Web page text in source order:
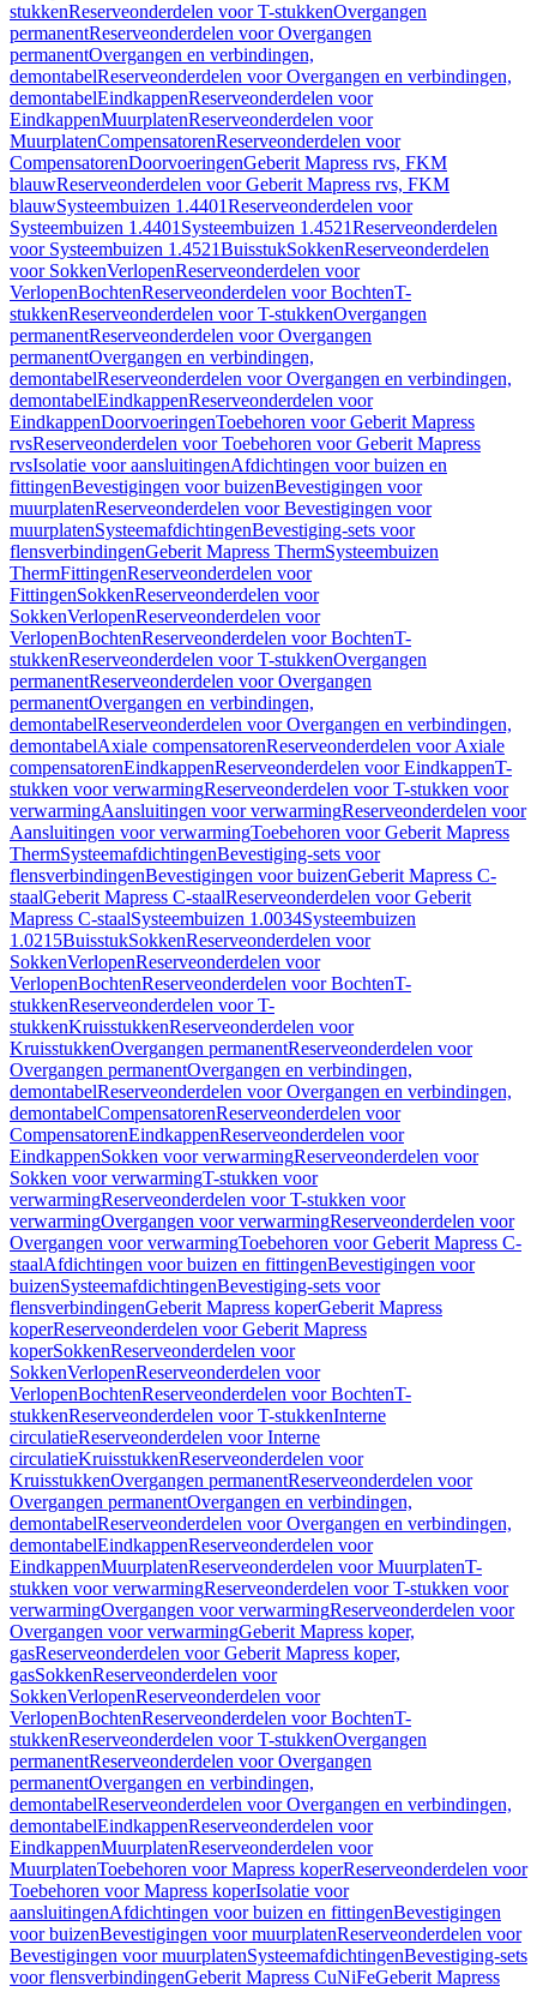
stukkenReserveonderdelen voor T-stukkenOvergangen
permanentReserveonderdelen voor Overgangen
permanentOvergangen en verbindingen,
demontabelReserveonderdelen voor Overgangen en verbindingen,
demontabelEindkappenReserveonderdelen voor
EindkappenMuurplatenReserveonderdelen voor
MuurplatenCompensatorenReserveonderdelen voor
CompensatorenDoorvoeringenGeberit Mapress rvs, FKM
blauwReserveonderdelen voor Geberit Mapress rvs, FKM
blauwSysteembuizen 1.4401Reserveonderdelen voor
Systeembuizen 1.4401 Systeembuizen 1.4521Reserveonderdelen
voor Systeembuizen 1.4521BuisstukSokkenReserveonderdelen
voor SokkenVerlopenReserveonderdelen voor
VerlopenBochtenReserveonderdelen voor BochtenT-
stukkenReserveonderdelen voor T-stukkenOvergangen
permanentReserveonderdelen voor Overgangen
permanentOvergangen en verbindingen,
demontabelReserveonderdelen voor Overgangen en verbindingen,
demontabelEindkappenReserveonderdelen voor
EindkappenDoorvoeringenToebehoren voor Geberit Mapress
rvsReserveonderdelen voor Toebehoren voor Geberit Mapress
rvsIsolatie voor aansluitingenAfdichtingen voor buizen en
fittingenBevestigingen voor buizenBevestigingen voor
muurplatenReserveonderdelen voor Bevestigingen voor
muurplatenSysteemafdichtingenBevestiging-sets voor
flensverbindingenGeberit Mapress ThermSysteembuizen
ThermFittingenReserveonderdelen voor
FittingenSokkenReserveonderdelen voor
SokkenVerlopenReserveonderdelen voor
VerlopenBochtenReserveonderdelen voor BochtenT-
stukkenReserveonderdelen voor T-stukkenOvergangen
permanentReserveonderdelen voor Overgangen
permanentOvergangen en verbindingen,
demontabelReserveonderdelen voor Overgangen en verbindingen,
demontabelAxiale compensatorenReserveonderdelen voor Axiale
compensatorenEindkappenReserveonderdelen voor EindkappenT-
stukken voor verwarmingReserveonderdelen voor T-stukken voor
verwarmingAansluitingen voor verwarmingReserveonderdelen voor
Aansluitingen voor verwarmingToebehoren voor Geberit Mapress
ThermSysteemafdichtingenBevestiging-sets voor
flensverbindingenBevestigingen voor buizenGeberit Mapress C-
staalGeberit Mapress C-staalReserveonderdelen voor Geberit
Mapress C-staalSysteembuizen 1.0034Systeembuizen
1.0215BuisstukSokkenReserveonderdelen voor
SokkenVerlopenReserveonderdelen voor
VerlopenBochtenReserveonderdelen voor BochtenT-
stukkenReserveonderdelen voor T-
stukkenKruisstukkenReserveonderdelen voor
KruisstukkenOvergangen permanentReserveonderdelen voor
Overgangen permanentOvergangen en verbindingen,
demontabelReserveonderdelen voor Overgangen en verbindingen,
demontabelCompensatorenReserveonderdelen voor
CompensatorenEindkappenReserveonderdelen voor
EindkappenSokken voor verwarmingReserveonderdelen voor
Sokken voor verwarmingT-stukken voor
verwarmingReserveonderdelen voor T-stukken voor
verwarmingOvergangen voor verwarmingReserveonderdelen voor
Overgangen voor verwarmingToebehoren voor Geberit Mapress C-
staalAfdichtingen voor buizen en fittingenBevestigingen voor
buizenSysteemafdichtingenBevestiging-sets voor
flensverbindingenGeberit Mapress koperGeberit Mapress
koperReserveonderdelen voor Geberit Mapress
koperSokkenReserveonderdelen voor
SokkenVerlopenReserveonderdelen voor
VerlopenBochtenReserveonderdelen voor BochtenT-
stukkenReserveonderdelen voor T-stukkenInterne
circulatieReserveonderdelen voor Interne
circulatieKruisstukkenReserveonderdelen voor
KruisstukkenOvergangen permanentReserveonderdelen voor
Overgangen permanentOvergangen en verbindingen,
demontabelReserveonderdelen voor Overgangen en verbindingen,
demontabelEindkappenReserveonderdelen voor
EindkappenMuurplatenReserveonderdelen voor MuurplatenT-
stukken voor verwarmingReserveonderdelen voor T-stukken voor
verwarmingOvergangen voor verwarmingReserveonderdelen voor
Overgangen voor verwarmingGeberit Mapress koper,
gasReserveonderdelen voor Geberit Mapress koper,
gasSokkenReserveonderdelen voor
SokkenVerlopenReserveonderdelen voor
VerlopenBochtenReserveonderdelen voor BochtenT-
stukkenReserveonderdelen voor T-stukkenOvergangen
permanentReserveonderdelen voor Overgangen
permanentOvergangen en verbindingen,
demontabelReserveonderdelen voor Overgangen en verbindingen,
demontabelEindkappenReserveonderdelen voor
EindkappenMuurplatenReserveonderdelen voor
MuurplatenToebehoren voor Mapress koperReserveonderdelen voor
Toebehoren voor Mapress koperIsolatie voor
aansluitingenAfdichtingen voor buizen en fittingenBevestigingen
voor buizenBevestigingen voor muurplatenReserveonderdelen voor
Bevestigingen voor muurplatenSysteemafdichtingenBevestiging-sets
voor flensverbindingenGeberit Mapress CuNiFeGeberit Mapress